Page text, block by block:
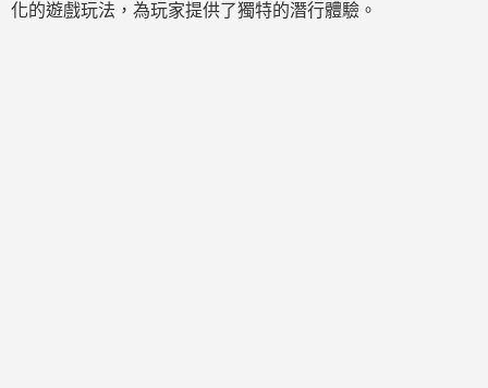
化的遊戲玩法，為玩家提供了獨特的潛行體驗。